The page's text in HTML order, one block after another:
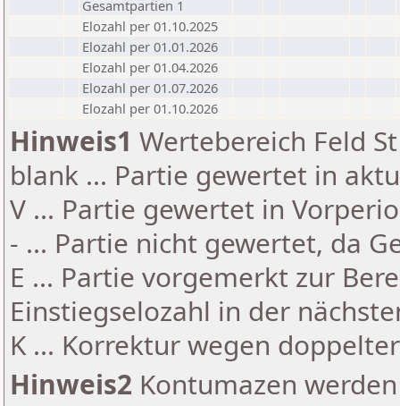
Gesamtpartien 1
Elozahl per 01.10.2025
Elozahl per 01.01.2026
Elozahl per 01.04.2026
Elozahl per 01.07.2026
Elozahl per 01.10.2026
Hinweis1 Wertebereich Feld
blank ... Partie gewertet in
V ... Partie gewertet in
- ... Partie nicht gewertet, da
E ... Partie vorgemerkt zur
Einstiegselozahl in der
K ... Korrektur wegen
Hinweis2 Kontumazen